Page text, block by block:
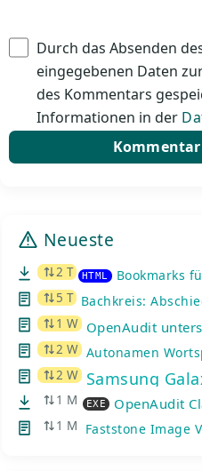
Durch das Absenden
eingegebenen Daten
des Kommentars
Informationen in der
Neueste
2 T HTML Bookmarks
5 T Bachkreis:
1 W OpenAudit
2 W Autonamen
2 W Samsung
1 M EXE OpenAudit
1 M Faststone Image